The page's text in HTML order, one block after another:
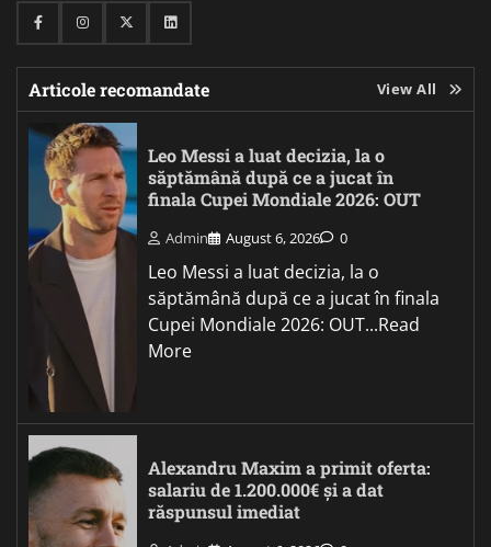
FacebookInstagramTwitterLinkedin
Articole recomandate View All
Leo Messi a luat decizia, la o
săptămână după ce a jucat în
finala Cupei Mondiale 2026: OUT
Admin August 6, 2026 0
Leo Messi a luat decizia, la o
săptămână după ce a jucat în finala
Cupei Mondiale 2026: OUT...Read
More
Alexandru Maxim a primit oferta:
salariu de 1.200.000€ și a dat
răspunsul imediat